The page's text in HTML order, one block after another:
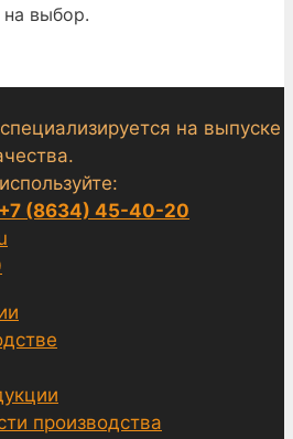
на выбор.
на выпуске
(8634) 45-40-20
производства